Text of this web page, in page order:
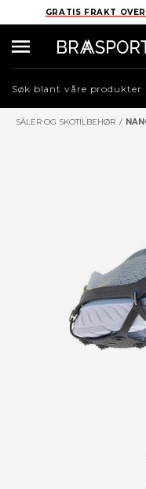
GRATIS FRAKT
SÅLER OG SKOTILBEHØR /